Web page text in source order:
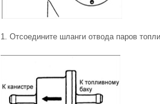
1. Отсоедините шланги отвода паров